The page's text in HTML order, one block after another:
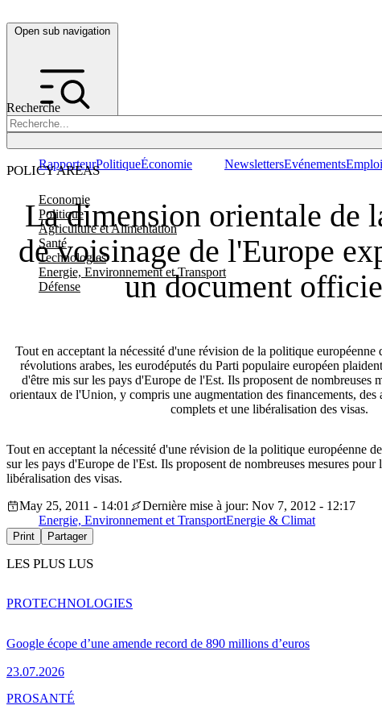
Open sub navigation
Recherche
POLICY AREAS
Economie
Politique
Agriculture et Alimentation
Santé
Technologies
Energie, Environnement et Transport
Défense
RapporteurPolitiqueÉconomie NewslettersEvénements
La dimension orientale de
de voisinage de l'Europe
un document
Tout en acceptant la nécessité d'une révision de la politique européenne
révolutions arabes, les eurodéputés du Parti populaire européen
d'être mis sur les pays d'Europe de l'Est. Ils proposent de nombreuses
orientaux de l'Union, y compris une augmentation des financements, des
complets et une libéralisation des visas.
Tout en acceptant la nécessité d'une révision de la politique européenne
sur les pays d'Europe de l'Est. Ils proposent de nombreuses mesures
libéralisation des visas.
May 25, 2011 - 14:01
Dernière mise à jour: Nov 7, 2012 - 12:17
Energie, Environnement et TransportEnergie & Climat
Print Partager
LES PLUS LUS
Google écope d’une amende record de 890 millions d’euros
23.07.2026
PROTECHNOLOGIES
PROSANTÉ